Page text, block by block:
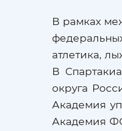
В рамках
атлетика,
В
округа
Академия
Академия